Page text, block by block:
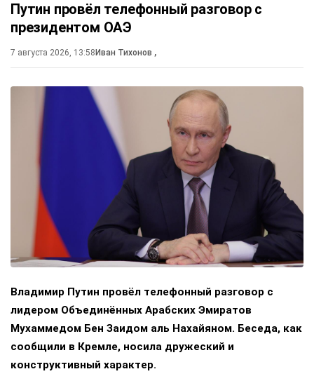
Путин провёл телефонный разговор с
президентом ОАЭ
7 августа 2026, 13:58 Иван Тихонов ,
Владимир Путин провёл телефонный разговор с
лидером Объединённых Арабских Эмиратов
Мухаммедом Бен Заидом аль Нахайяном. Беседа, как
сообщили в Кремле, носила дружеский и
конструктивный характер.